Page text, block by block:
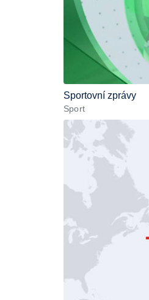
Sportovní zprávy
Sport